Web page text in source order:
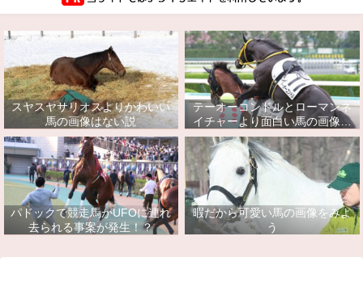
スヤスヤサリオスよりかわいい
馬の画像はない説
テーオーコンドルとローマンネ
イチャーより面白い馬の画像っ
てあるの？
パドックで競走馬がUFOに連れ
去られる事案が発生！？
暇だから可愛い馬の画像をみよ
う